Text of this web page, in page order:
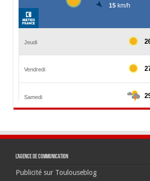
L’agence de communication
Publicité sur Toulouseblog